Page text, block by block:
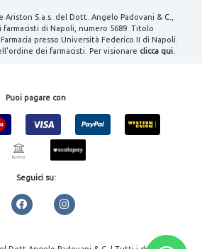
Ariston S.a.s. del Dott. Angelo Padovani & C.,
di Napoli, numero 5689. Titolo
presso Università Federico II di Napoli.
dei farmacisti. Per visionare clicca qui.
Puoi pagare con
Seguici su: